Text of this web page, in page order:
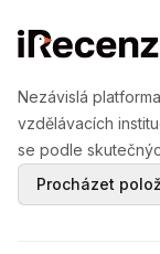
Nezávislá
vzdělávacích
se podle
Procházet